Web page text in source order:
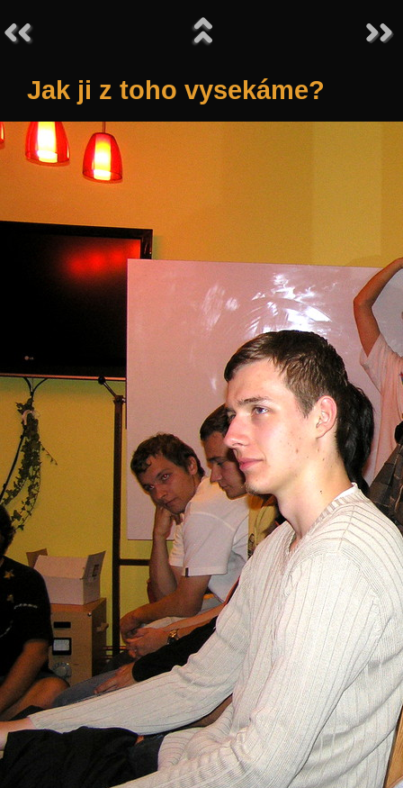
Jak ji z toho vysekáme?